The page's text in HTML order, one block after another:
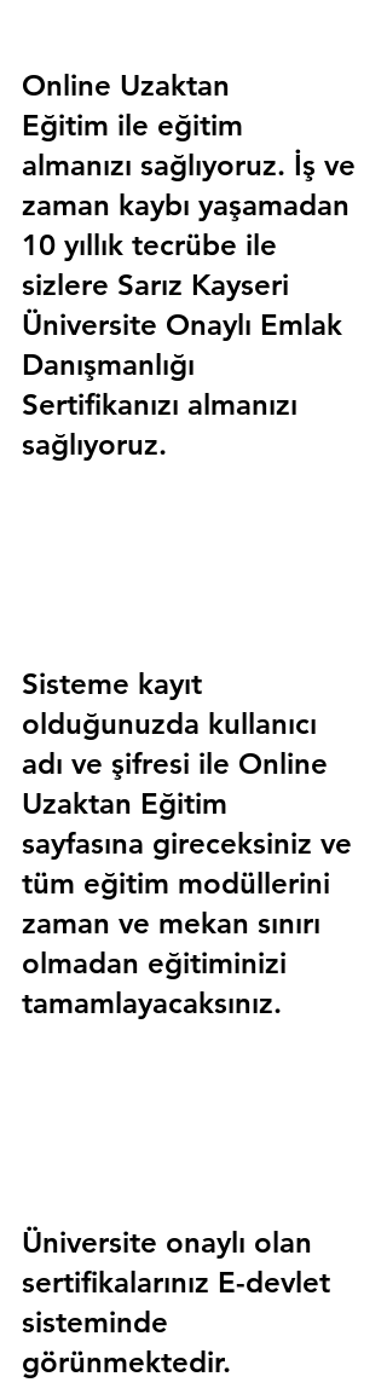
Online Uzaktan
Eğitim ile eğitim
almanızı sağlıyoruz. İş ve
zaman kaybı yaşamadan
10 yıllık tecrübe ile
sizlere Sarız Kayseri
Üniversite Onaylı Emlak
Danışmanlığı
Sertifikanızı almanızı
sağlıyoruz.
Sisteme kayıt
olduğunuzda kullanıcı
adı ve şifresi ile Online
Uzaktan Eğitim
sayfasına gireceksiniz ve
tüm eğitim modüllerini
zaman ve mekan sınırı
olmadan eğitiminizi
tamamlayacaksınız.
Üniversite onaylı olan
sertifikalarınız E-devlet
sisteminde
görünmektedir.